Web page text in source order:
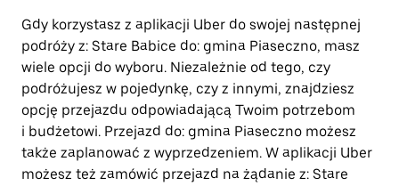
Gdy korzystasz z aplikacji Uber do swojej następnej
podróży z: Stare Babice do: gmina Piaseczno, masz
wiele opcji do wyboru. Niezależnie od tego, czy
podróżujesz w pojedynkę, czy z innymi, znajdziesz
opcję przejazdu odpowiadającą Twoim potrzebom
i budżetowi. Przejazd do: gmina Piaseczno możesz
także zaplanować z wyprzedzeniem. W aplikacji Uber
możesz też zamówić przejazd na żądanie z: Stare